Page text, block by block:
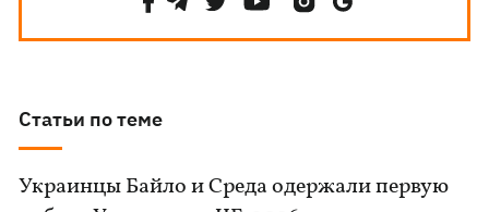
Статьи по теме
Украинцы Байло и Среда одержали первую